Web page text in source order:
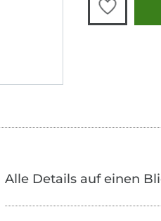
Alle Details auf einen